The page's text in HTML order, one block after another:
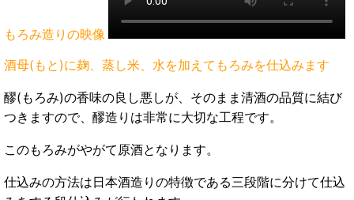
もろみ造りの映像
酒母(もと)に麹、蒸し米、水を加えてもろみを仕込みます
醪(もろみ)の香味の良し悪しが、そのまま清酒の品質に結び
つきますので、醪造りは非常に大切な工程です。
このもろみがやがて原酒となります。
仕込みの方法は日本酒造りの特徴である三段階に分けて仕込